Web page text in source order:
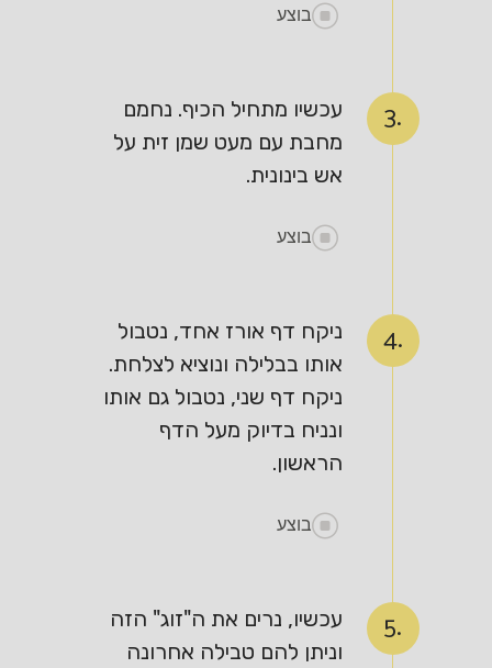
בוצע
3.
עכשיו מתחיל הכיף. נחמם
מחבת עם מעט שמן זית על
אש בינונית.
בוצע
4.
ניקח דף אורז אחד, נטבול
אותו בבלילה ונוציא לצלחת.
ניקח דף שני, נטבול גם אותו
ונניח בדיוק מעל הדף
הראשון.
בוצע
5.
עכשיו, נרים את ה"זוג" הזה
וניתן להם טבילה אחרונה